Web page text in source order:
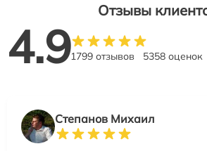
Отзывы
4.91799 отзывов 5358 оценок
Степанов Михаил